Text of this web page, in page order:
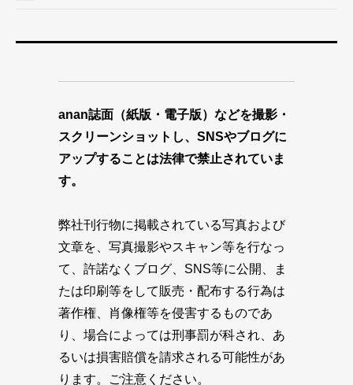
anan誌面（紙版・電子版）などを撮影・
スクリーンショットし、SNSやブログに
アップすることは法律で禁止されていま
す。
弊社刊行物に掲載されている写真および
文章を、写真撮影やスキャン等を行なっ
て、許諾なくブログ、SNS等に公開、ま
たは印刷等をして販売・配布する行為は
著作権、肖像権等を侵害するものであ
り、場合によっては刑事罰が科され、あ
るいは損害賠償を請求される可能性があ
ります。ご注意ください。